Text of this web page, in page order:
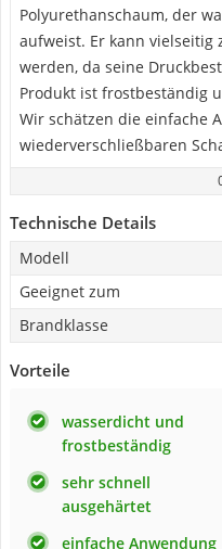
Polyurethanschaum, der
aufweist. Er kann
werden, da seine
Produkt ist frostbeständig
Wir schätzen die einfache
wiederverschließbaren
Technische Details
Modell
Geeignet zum
Brandklasse
Vorteile
wasserdicht und
frostbeständig
sehr schnell
ausgehärtet
einfache Anwendung